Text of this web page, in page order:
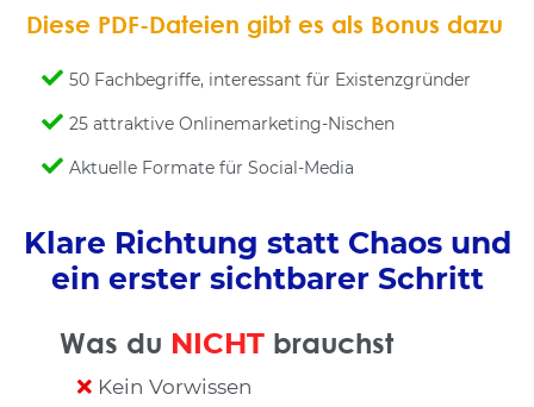
Diese PDF-Dateien gibt es als Bonus dazu
50 Fachbegriffe, interessant für Existenzgründer
25 attraktive Onlinemarketing-Nischen
Aktuelle Formate für Social-Media
Klare Richtung statt Chaos und
ein erster sichtbarer Schritt
Was du NICHT brauchst
Kein Vorwissen